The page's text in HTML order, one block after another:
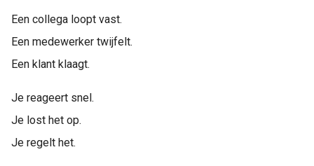
Een collega loopt vast.
Een medewerker twijfelt.
Een klant klaagt.
Je reageert snel.
Je lost het op.
Je regelt het.